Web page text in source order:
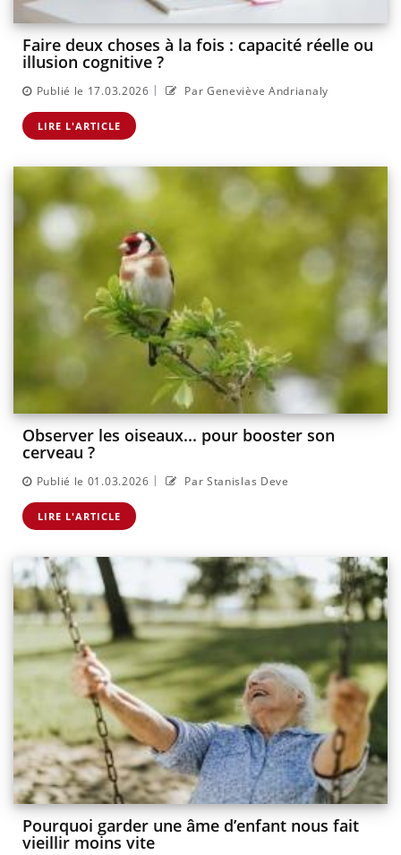
Faire deux choses à la fois : capacité réelle ou
illusion cognitive ?
Publié le 17.03.2026 | Par Geneviève Andrianaly
LIRE L'ARTICLE
Observer les oiseaux... pour booster son
cerveau ?
Publié le 01.03.2026 | Par Stanislas Deve
LIRE L'ARTICLE
Pourquoi garder une âme d’enfant nous fait
vieillir moins vite